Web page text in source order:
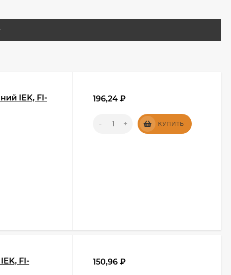
IEK, FI-
196,24 ₽
- + КУПИТЬ
FI-
150,96 ₽